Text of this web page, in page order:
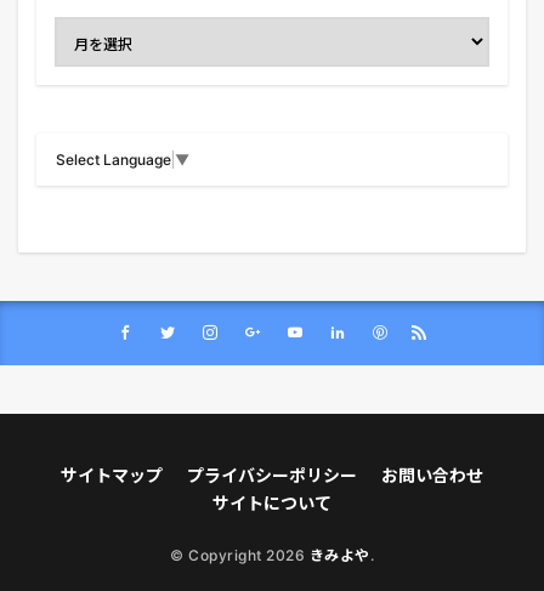
Select Language ▼
サイトマップ プライバシーポリシー
お問い合わせ
サイトについて
© Copyright 2026 きみよや .